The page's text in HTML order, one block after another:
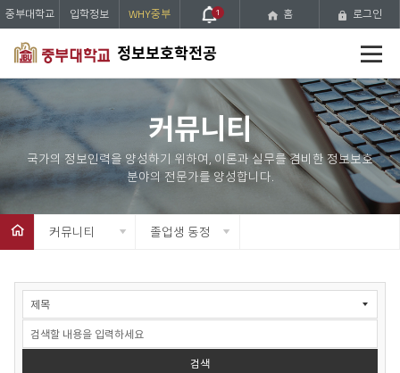
정보보호학전공
메
뉴
중부대학교 입학정보 WHY중부 1 홈 로그인
커뮤니티
커뮤니티 졸업생 동정
게
검
검색